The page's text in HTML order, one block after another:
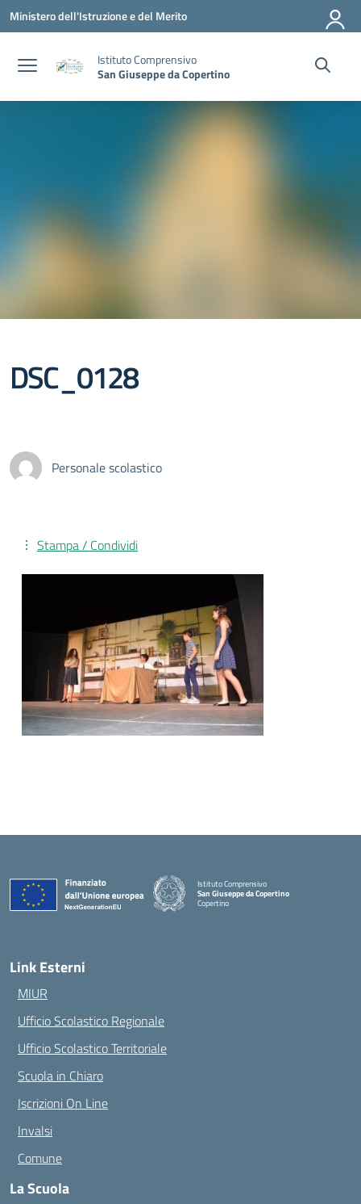
Vai ai contenuti
Vai al menu di navigazione
Vai al footer
Ministero dell'Istruzione e del Merito
Istituto Comprensivo
San Giuseppe da Copertino
DSC_0128
Personale scolastico
Stampa / Condividi
Istituto Comprensivo
San Giuseppe da Copertino
Copertino
— Visita la pagina iniziale della scuola
Link Esterni
MIUR
Ufficio Scolastico Regionale
Ufficio Scolastico Territoriale
Scuola in Chiaro
Iscrizioni On Line
Invalsi
Comune
La Scuola